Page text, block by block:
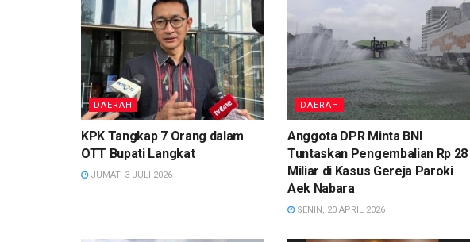
DAERAH
KPK Tangkap 7 Orang dalam
OTT Bupati Langkat
JUMAT, 3 JULI 2026
DAERAH
Anggota DPR Minta BNI
Tuntaskan Pengembalian Rp 28
Miliar di Kasus Gereja Paroki
Aek Nabara
SENIN, 20 APRIL 2026